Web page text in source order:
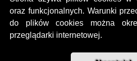
oraz funkcjonalnych. Warunki
do plików cookies można
przeglądarki internetowej.